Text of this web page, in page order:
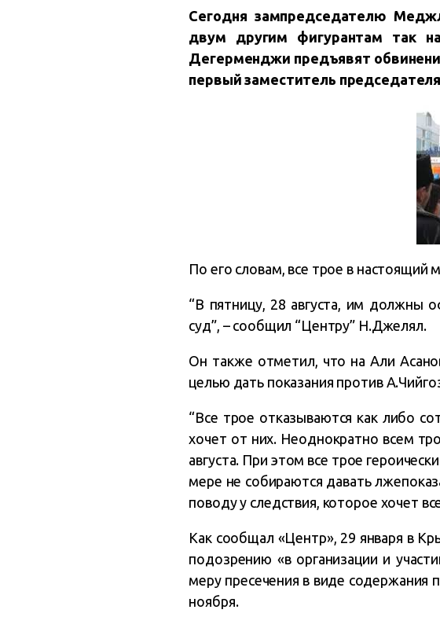
Сегодня зампредседателю
двум другим фигурантам так
Дегерменджи предъявят
первый заместитель
По его словам, все трое в
“В пятницу, 28 августа, им должны
суд”, – сообщил “Центру” Н.Джелял.
Он также отметил, что на Али
целью дать показания против
“Все трое отказываются как либо
хочет от них. Неоднократно всем
августа. При этом все трое
мере не собираются давать
поводу у следствия, которое хочет
Как сообщал «Центр», 29 января в
подозрению «в организации и
меру пресечения в виде содержания
ноября.